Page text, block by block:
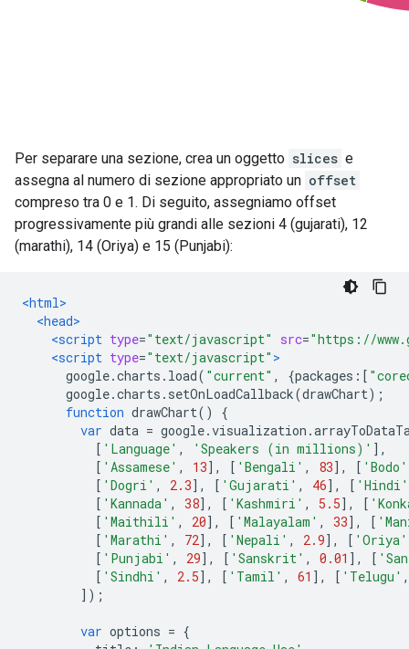
Per separare una sezione, crea un oggetto slices e
assegna al numero di sezione appropriato un offset
compreso tra 0 e 1. Di seguito, assegniamo offset
progressivamente più grandi alle sezioni 4 (gujarati), 12
(marathi), 14 (Oriya) e 15 (Punjabi):
<html>
<head>
<script type="text/javascript" src="https://
<script type="text/javascript" >
google.charts . load( "current" , {packages :[
google.charts . setOnLoadCallback(drawChart);
function drawChart()
{
var data = google.visualization .
[ 'Language' , 'Speakers (in millions)' ],
[ 'Assamese' , 13], [ 'Bengali' , 83], [ 'Bodo'
[ 'Dogri' , 2.3], [ 'Gujarati' , 46], [ 'Hindi'
[ 'Kannada' , 38], [ 'Kashmiri' , 5.5], [
[ 'Maithili' , 20], [ 'Malayalam' , 33], [
[ 'Marathi' , 72], [ 'Nepali' , 2.9], [ 'Oriya'
[ 'Punjabi' , 29], [ 'Sanskrit' , 0.01 ], [
[ 'Sindhi' , 2.5], [ 'Tamil' , 61 ], [ 'Telugu' ,
]);
var options = {